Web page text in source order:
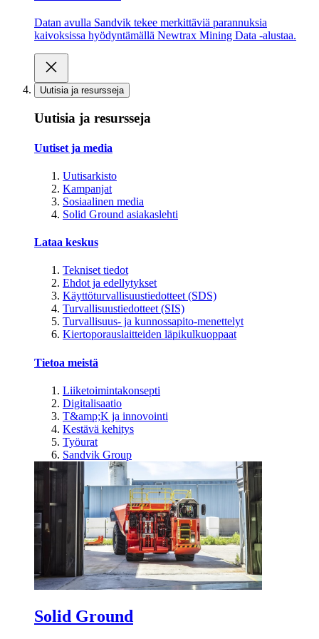
Datan avulla Sandvik tekee merkittäviä parannuksia
kaivoksissa hyödyntämällä Newtrax Mining Data -alustaa.
Uutisia ja resursseja
Uutisia ja resursseja
Uutiset ja media
Uutisarkisto
Kampanjat
Sosiaalinen media
Solid Ground asiakaslehti
Lataa keskus
Tekniset tiedot
Ehdot ja edellytykset
Käyttöturvallisuustiedotteet (SDS)
Turvallisuustiedotteet (SIS)
Turvallisuus- ja kunnossapito-menettelyt
Kiertoporauslaitteiden läpikulkuoppaat
Tietoa meistä
Liiketoimintakonsepti
Digitalisaatio
T&amp;K ja innovointi
Kestävä kehitys
Työurat
Sandvik Group
Solid Ground